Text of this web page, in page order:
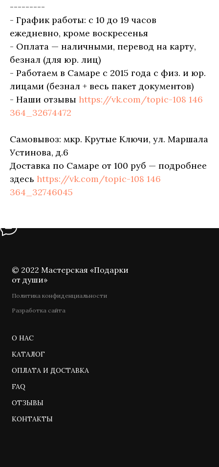
---------
- График работы: с 10 до 19 часов
ежедневно, кроме воскресенья
- Оплата — наличными, перевод на карту,
безнал (для юр. лиц)
- Работаем в Самаре с 2015 года с физ. и юр.
лицами (безнал + весь пакет документов)
- Наши отзывы https://vk.com/topic-108 146
364_32674472
Самовывоз: мкр. Крутые Ключи, ул. Маршала
Устинова, д.6
Доставка по Самаре от 100 руб — подробнее
здесь https://vk.com/topic-108 146
364_32746045
© 2022 Мастерская «Подарки
от души»
Политика конфиденциальности
Разработка сайта
О НАС
КАТАЛОГ
ОПЛАТА И ДОСТАВКА
FAQ
ОТЗЫВЫ
КОНТАКТЫ